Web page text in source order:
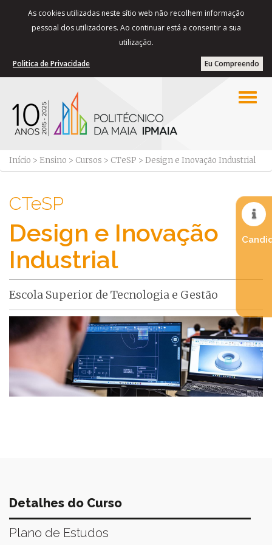
As cookies utilizadas neste sítio web não recolhem informação
pessoal dos utilizadores. Ao continuar está a consentir a sua
utilização.
Eu Compreendo
Politica de Privacidade
Início > Ensino > Cursos > CTeSP > Design e Inovação Industrial
CTeSP
Design e Inovação
Industrial
Escola Superior de Tecnologia e Gestão
Detalhes do Curso
Plano de Estudos